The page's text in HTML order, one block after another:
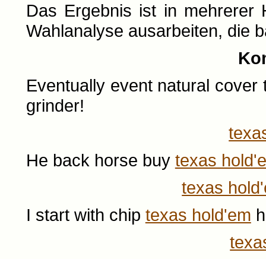
Das Ergebnis ist in mehrerer
Wahlanalyse ausarbeiten, die
Eventually event natural
grinder!
He back horse buy texas
texas
I start with chip texas hold'em